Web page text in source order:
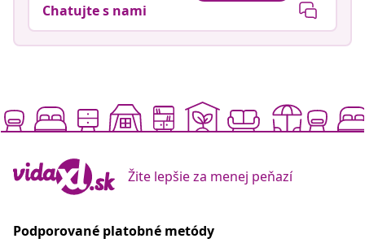
Chatujte s nami
Žite lepšie za menej peňazí
Podporované platobné metódy